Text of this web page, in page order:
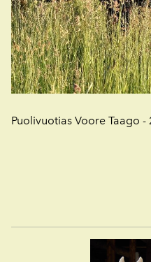
Puolivuotias Voore Taago -